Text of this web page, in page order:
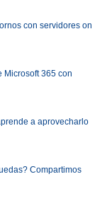
con servidores on
Microsoft 365 con
a aprovecharlo
Compartimos